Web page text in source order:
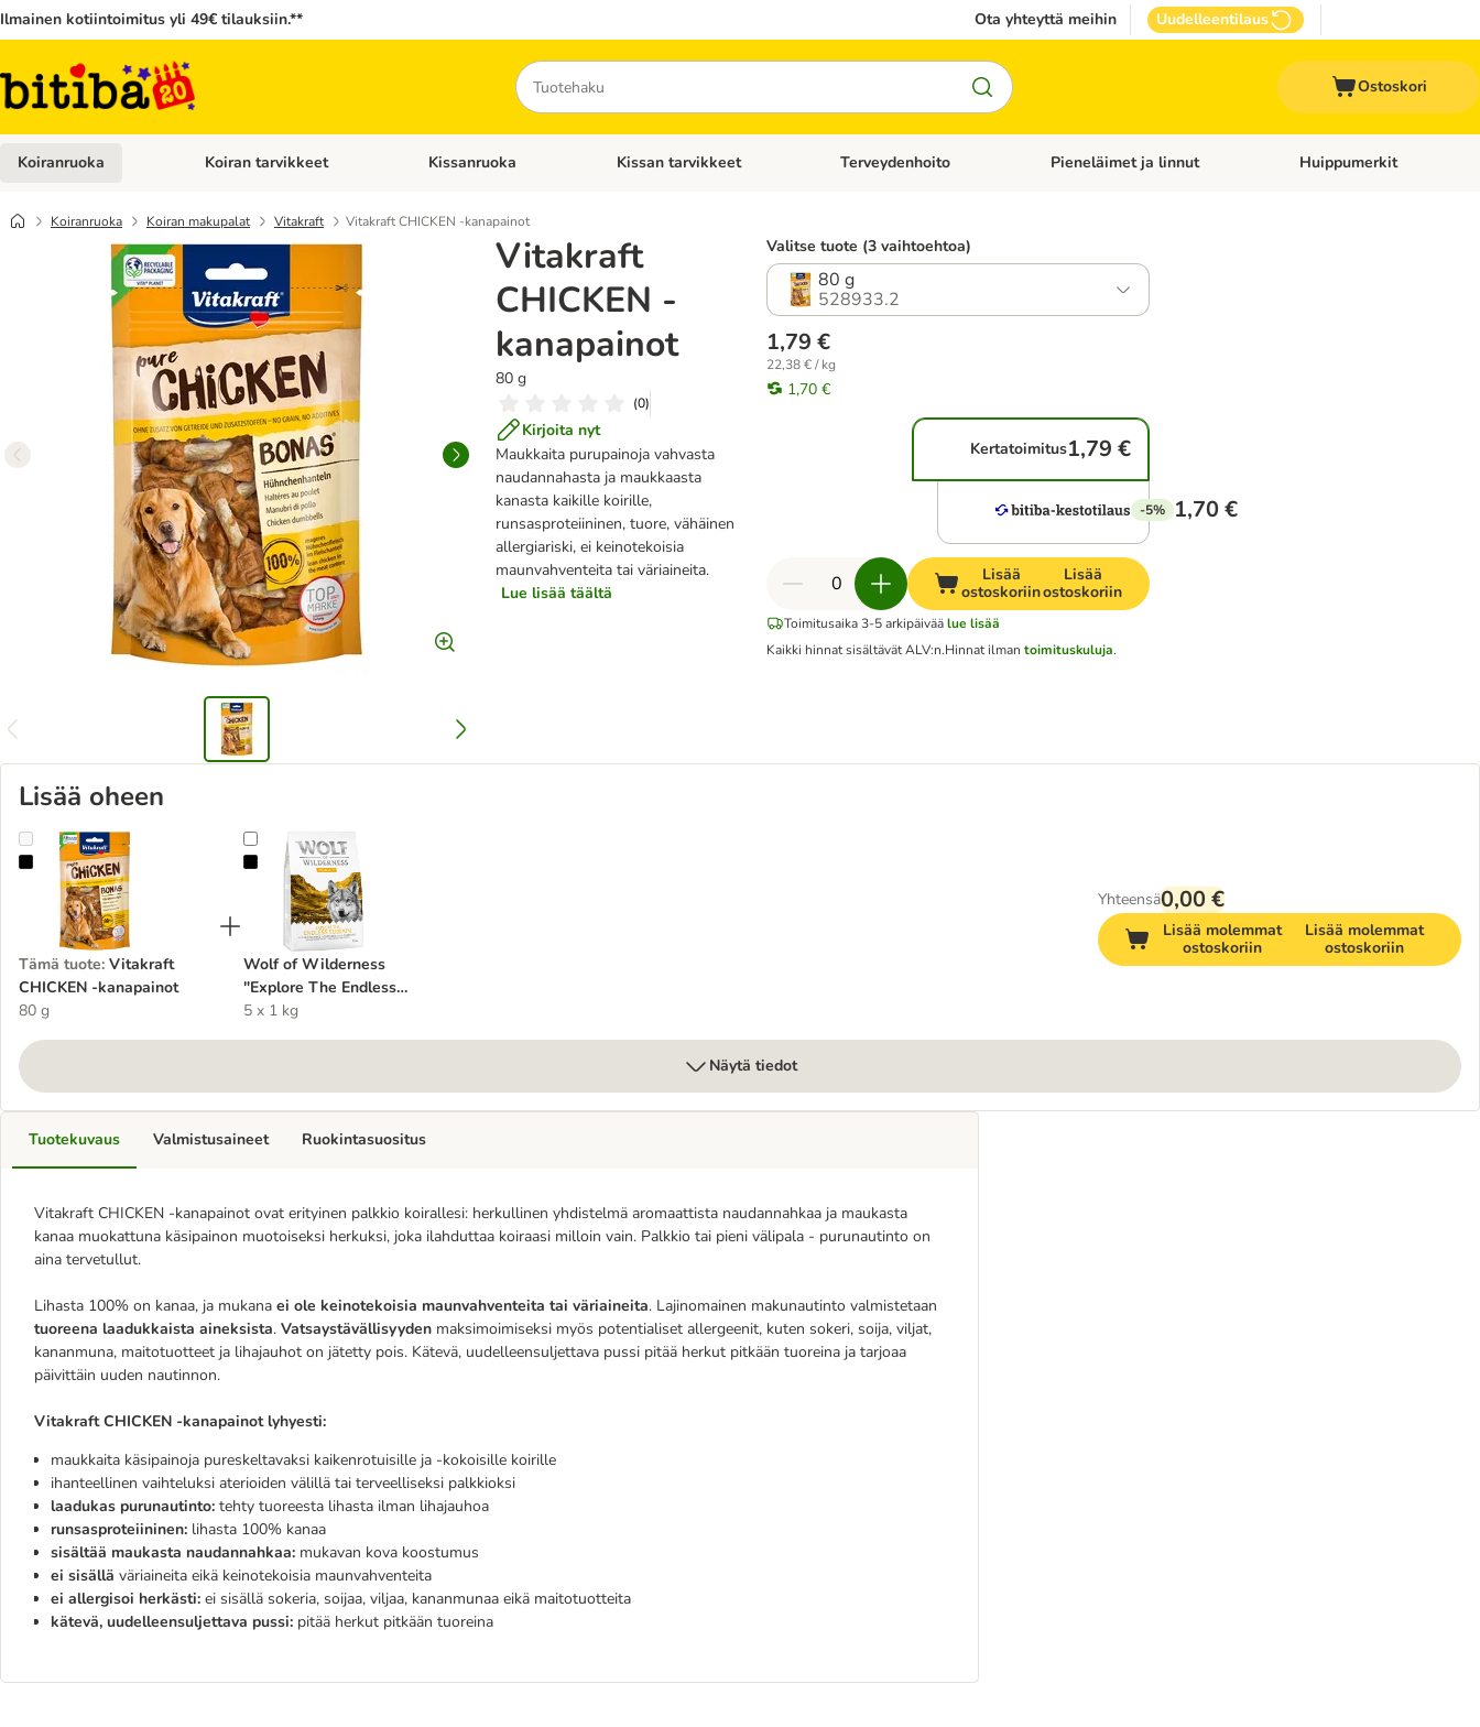
Ilmainen kotiintoimitus yli 49€ tilauksiin.** Ota yhteyttä meihin Uudelleentilaus
Hae
Ostoskori
Koiranruoka Avaa kategoriavalikko: Koiranruoka
Koiran tarvikkeet Avaa kategoriavalikko: Koiran tarvikkeet
Kissanruoka Avaa kategoriavalikko: Kissanruoka
Kissan tarvikkeet Avaa kategoriavalikko: Kissan tarvikkeet
Terveydenhoito Avaa kategoriavalikko: Terveydenhoito
Pieneläimet ja linnut Avaa kategoriavalikko:
Huippumerkit
Koiranruoka Koiran makupalat Vitakraft Vitakraft CHICKEN -kanapainot
Vitakraft
CHICKEN -
kanapainot
80 g
(0)
Kirjoita nyt
Maukkaita purupainoja vahvasta
naudannahasta ja maukkaasta
kanasta kaikille koirille,
runsasproteiininen, tuore, vähäinen
allergiariski, ei keinotekoisia
maunvahventeita tai väriaineita.
Lue lisää täältä
Valitse tuote (3 vaihtoehtoa)
80 g
528933.2
1,79 €
22,38 € / kg
1,70 €
Kertatoimitus1,79 €
-5% 1,70 €
Lisää
ostoskoriin
Lisää
ostoskoriin
Toimitusaika 3-5 arkipäiväälue lisää
Kaikki hinnat sisältävät ALV:n.Hinnat ilman toimituskuluja.
Lisää oheen
Vitakraft CHICKEN -kanapainot
Tämä tuote: Vitakraft
CHICKEN -kanapainot
80 g
Wolf of Wilderness "Explore The Endless Terrain" - Mobility
Wolf of Wilderness
"Explore The Endless
Terrain" - Mobility
5 x 1 kg
Yhteensä0,00 €
Lisää molemmat
ostoskoriin
Lisää molemmat
ostoskoriin
Näytä tiedot
Tuotekuvaus
Vitakraft CHICKEN -kanapainot ovat erityinen palkkio koirallesi: herkullinen yhdistelmä aromaattista naudannahkaa ja maukasta
kanaa muokattuna käsipainon muotoiseksi herkuksi, joka ilahduttaa koiraasi milloin vain. Palkkio tai pieni välipala - purunautinto on
aina tervetullut.
Lihasta 100% on kanaa, ja mukana ei ole keinotekoisia maunvahventeita tai väriaineita. Lajinomainen makunautinto valmistetaan
tuoreena laadukkaista aineksista. Vatsaystävällisyyden maksimoimiseksi myös potentialiset allergeenit, kuten sokeri, soija, viljat,
kananmuna, maitotuotteet ja lihajauhot on jätetty pois. Kätevä, uudelleensuljettava pussi pitää herkut pitkään tuoreina ja tarjoaa
päivittäin uuden nautinnon.
Vitakraft CHICKEN -kanapainot lyhyesti:
maukkaita käsipainoja pureskeltavaksi kaikenrotuisille ja -kokoisille koirille
ihanteellinen vaihteluksi aterioiden välillä tai terveelliseksi palkkioksi
laadukas purunautinto: tehty tuoreesta lihasta ilman lihajauhoa
runsasproteiininen: lihasta 100% kanaa
sisältää maukasta naudannahkaa: mukavan kova koostumus
ei sisällä väriaineita eikä keinotekoisia maunvahventeita
ei allergisoi herkästi: ei sisällä sokeria, soijaa, viljaa, kananmunaa eikä maitotuotteita
kätevä, uudelleensuljettava pussi: pitää herkut pitkään tuoreina
Valmistusaineet Ruokintasuositus